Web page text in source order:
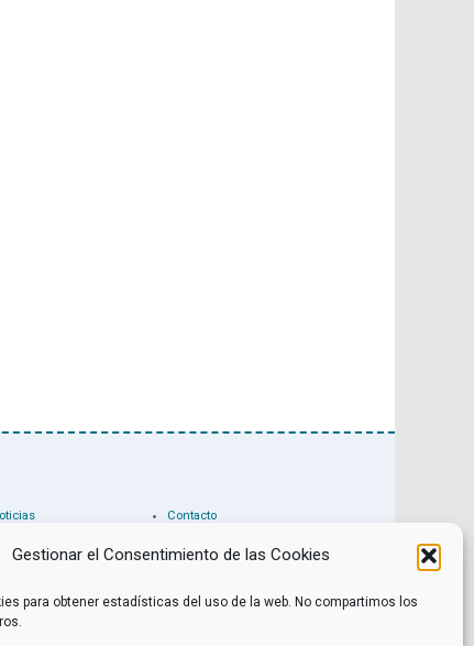
Gestionar el Consentimiento de las Cookies
para obtener estadísticas del uso de la web. No compartimos los
recomendados
Contacto
Política de privacidad
Facebook